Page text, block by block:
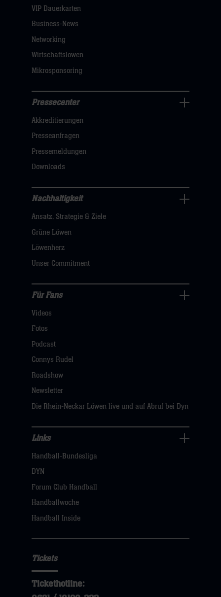
dann
klicken
VIP Dauerkarten
Business-News
Networking
Wirtschaftslöwen
Mikrosponsoring
Navigation
öffnen,
dann
klicken
hier
Pressecenter
Akkreditierungen
Presseanfragen
Pressemeldungen
Downloads
Nachhaltigkeit
Navigation
öffnen,
dann
hier
Nachhaltigkeit
Ansatz, Strategie & Ziele
Grüne Löwen
Löwenherz
Unser Commitment
Fans
Navigation
öffnen,
dann
hier
Für Fans
Videos
Fotos
Podcast
Connys Rudel
Roadshow
Newsletter
Die Rhein-Neckar Löwen live und auf Abruf bei Dyn
Navigation
öffnen,
dann
klicken
Links
Handball-Bundesliga
DYN
Forum Club Handball
Handballwoche
Handball Inside
Tickets
Tickethotline: